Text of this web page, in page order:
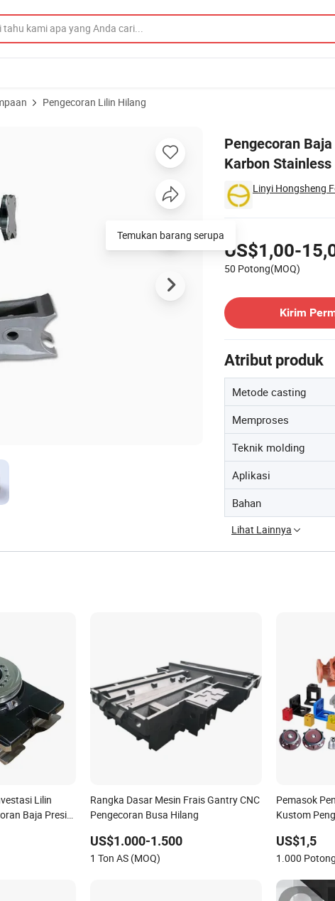
Pengecoran Lilin Hilang
Pengecoran
Karbon Stainless
Linyi Hongsheng
US$1,00-
50 Potong(MOQ)
Kirim
Atribut produk
Metode casting
Memproses
Teknik molding
Aplikasi
Bahan
Lihat Lainnya
Temukan barang serupa
Lilin
Baja Presisi
Rangka Dasar Mesin Frais Gantry CNC
Pengecoran Busa Hilang
US$1.000-1.500
1 Ton AS (MOQ)
Pemasok
Kustom
Baja
Mesin OEM
US$1,5
1.000